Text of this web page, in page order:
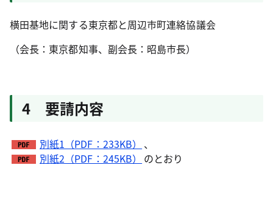
横田基地に関する東京都と周辺市町連絡協議会
（会長：東京都知事、副会長：昭島市長）
4 要請内容
別紙1（PDF：233KB）
、
別紙2（PDF：245KB）
のとおり